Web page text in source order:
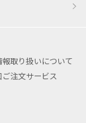
取り扱いについて
注文サービス